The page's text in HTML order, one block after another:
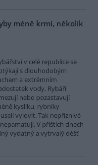
méně krmí, několik
v celé republice se
s dlouhodobým
a extrémním
vody. Rybáři
nebo pozastavují
kyslíku, rybníky
vylovit. Tak nepříznivé
V příštích dnech
vydatný a vytrvalý déšť